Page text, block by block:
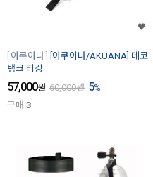
아쿠아나
[아쿠아나/AKUANA] 데코
탱크 리깅
57,000원 60,000원 5%
구매 3